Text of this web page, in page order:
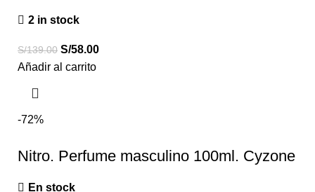
2 in stock
S/139.00 S/58.00
Añadir al carrito
-72%
Nitro. Perfume masculino 100ml. Cyzone
En stock